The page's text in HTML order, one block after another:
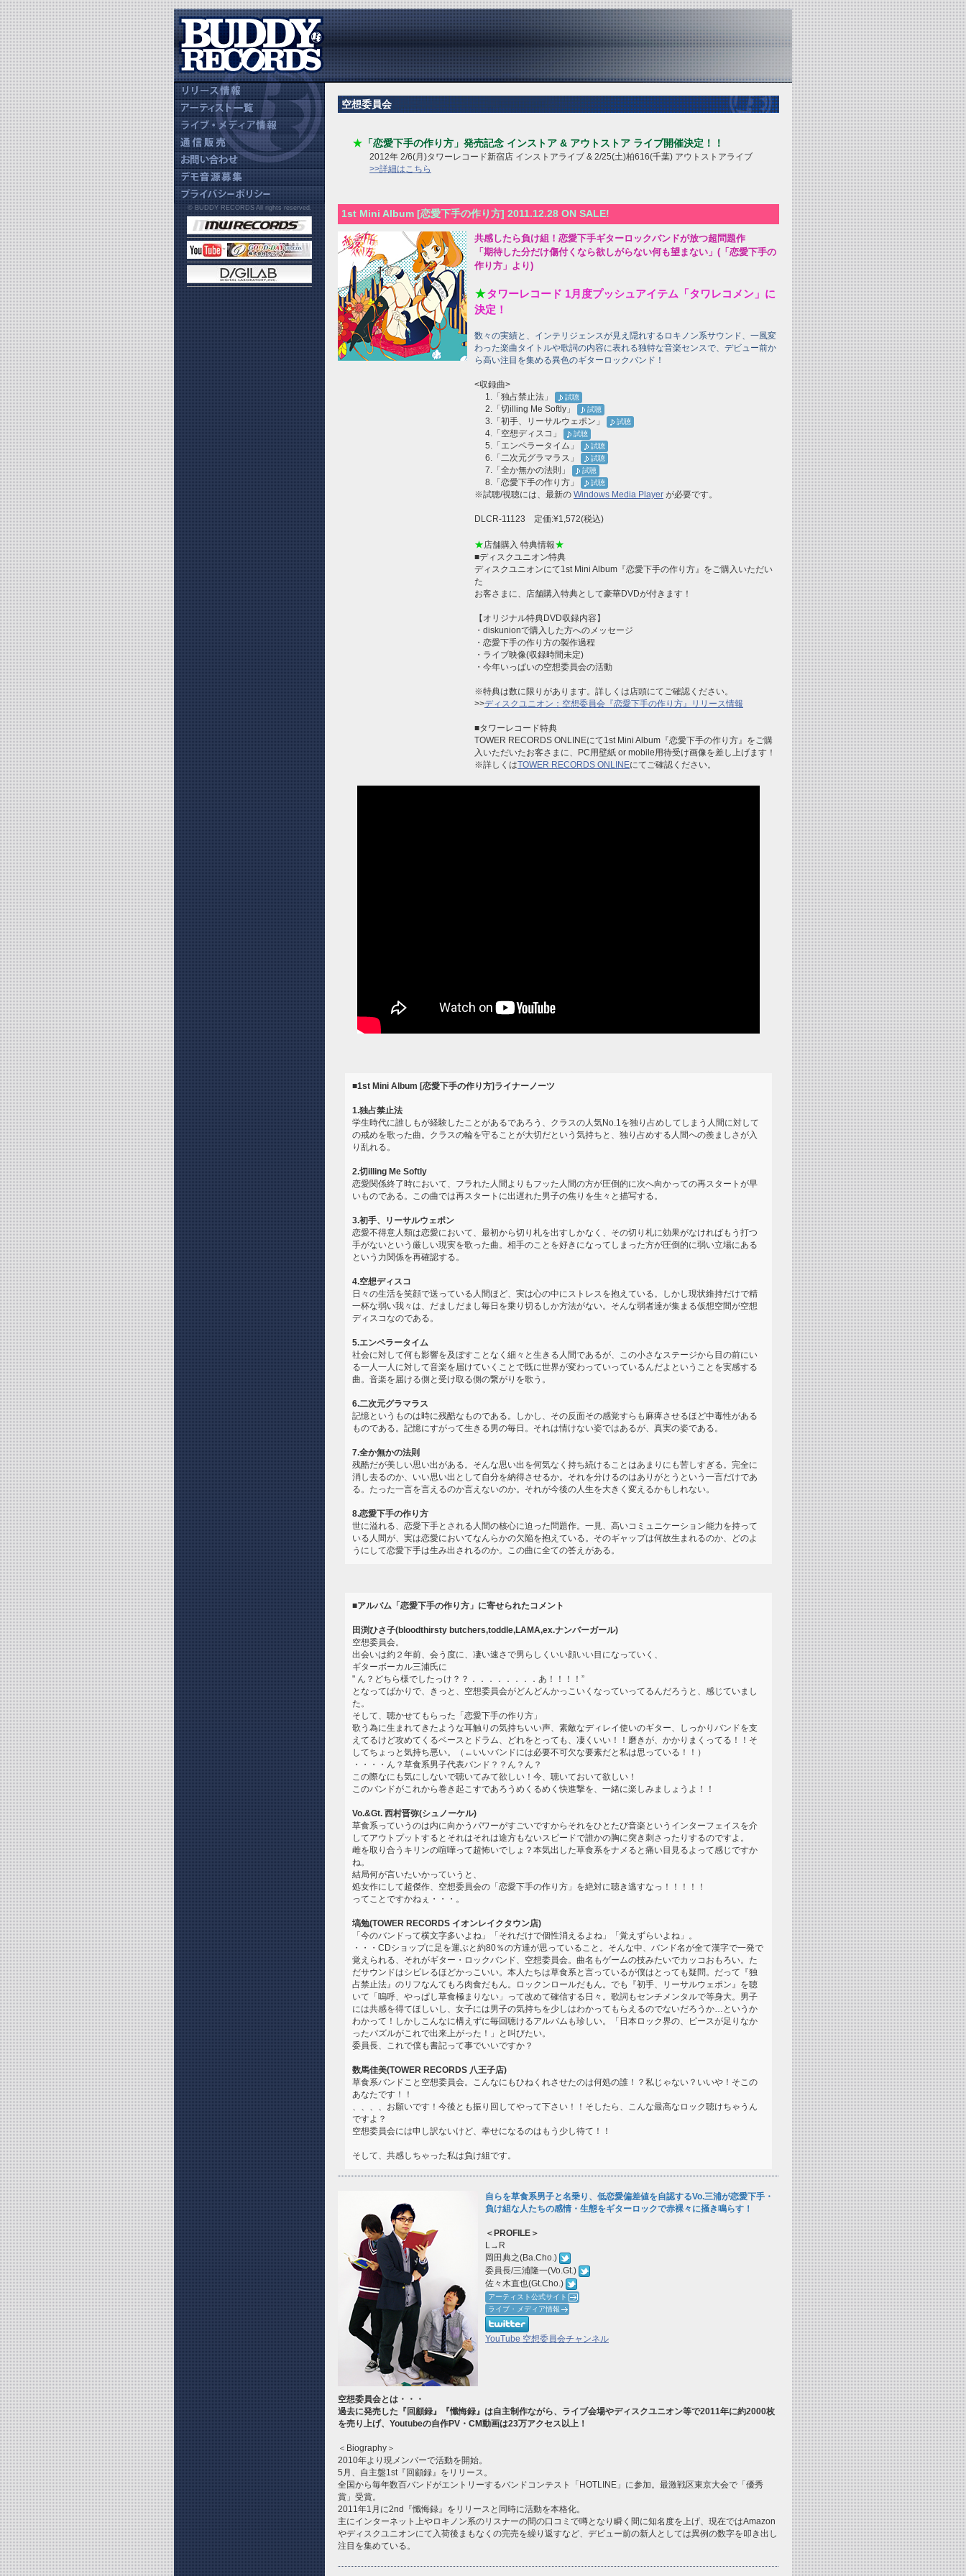
空想委員会
★ 「恋愛下手の作り方」発売記念 インストア & アウトストア ライブ開催決定！！
2012年 2/6(月)タワーレコード新宿店 インストアライブ & 2/25(土)柏616(千葉) アウトストアライブ
>>詳細はこちら
1st Mini Album [恋愛下手の作り方] 2011.12.28 ON SALE!
共感したら負け組！恋愛下手ギターロックバンドが放つ超問題作
「期待した分だけ傷付くなら欲しがらない何も望まない」(「恋愛下手の
作り方」より)
★タワーレコード 1月度プッシュアイテム「タワレコメン」に
決定！
数々の実績と、インテリジェンスが見え隠れするロキノン系サウンド、一風変
わった楽曲タイトルや歌詞の内容に表れる独特な音楽センスで、デビュー前か
ら高い注目を集める異色のギターロックバンド！
<収録曲>
1.「独占禁止法」
試聴
2.「切illing Me Softly」 試聴
3.「初手、リーサルウェポン」 試聴
4.「空想ディスコ」 試聴
5.「エンペラータイム」 試聴
6.「二次元グラマラス」 試聴
7.「全か無かの法則」 試聴
8.「恋愛下手の作り方」 試聴
※試聴/視聴には、最新の Windows Media Player が必要です。
DLCR-11123 定価:¥1,572(税込)
★店舗購入 特典情報★
■ディスクユニオン特典
ディスクユニオンにて1st Mini Album『恋愛下手の作り方』をご購入いただい
た
お客さまに、店舗購入特典として豪華DVDが付きます！
【オリジナル特典DVD収録内容】
・diskunionで購入した方へのメッセージ
・恋愛下手の作り方の製作過程
・ライブ映像(収録時間未定)
・今年いっぱいの空想委員会の活動
※特典は数に限りがあります。詳しくは店頭にてご確認ください。
>>ディスクユニオン：空想委員会『恋愛下手の作り方』リリース情報
■タワーレコード特典
TOWER RECORDS ONLINEにて1st Mini Album『恋愛下手の作り方』をご購
入いただいたお客さまに、PC用壁紙 or mobile用待受け画像を差し上げます！
※詳しくはTOWER RECORDS ONLINEにてご確認ください。
■1st Mini Album [恋愛下手の作り方]ライナーノーツ
1.独占禁止法
学生時代に誰しもが経験したことがあるであろう、クラスの人気No.1を独り占めしてしまう人間に対して
の戒めを歌った曲。クラスの輪を守ることが大切だという気持ちと、独り占めする人間への羨ましさが入
り乱れる。
2.切illing Me Softly
恋愛関係終了時において、フラれた人間よりもフッた人間の方が圧倒的に次へ向かっての再スタートが早
いものである。この曲では再スタートに出遅れた男子の焦りを生々と描写する。
3.初手、リーサルウェポン
恋愛不得意人類は恋愛において、最初から切り札を出すしかなく、その切り札に効果がなければもう打つ
手がないという厳しい現実を歌った曲。相手のことを好きになってしまった方が圧倒的に弱い立場にある
という力関係を再確認する。
4.空想ディスコ
日々の生活を笑顔で送っている人間ほど、実は心の中にストレスを抱えている。しかし現状維持だけで精
一杯な弱い我々は、だましだまし毎日を乗り切るしか方法がない。そんな弱者達が集まる仮想空間が空想
ディスコなのである。
5.エンペラータイム
社会に対して何も影響を及ぼすことなく細々と生きる人間であるが、この小さなステージから目の前にい
る一人一人に対して音楽を届けていくことで既に世界が変わっていっているんだよということを実感する
曲。音楽を届ける側と受け取る側の繋がりを歌う。
6.二次元グラマラス
記憶というものは時に残酷なものである。しかし、その反面その感覚すらも麻痺させるほど中毒性がある
ものである。記憶にすがって生きる男の毎日。それは情けない姿ではあるが、真実の姿である。
7.全か無かの法則
残酷だが美しい思い出がある。そんな思い出を何気なく持ち続けることはあまりにも苦しすぎる。完全に
消し去るのか、いい思い出として自分を納得させるか。それを分けるのはありがとうという一言だけであ
る。たった一言を言えるのか言えないのか。それが今後の人生を大きく変えるかもしれない。
8.恋愛下手の作り方
世に溢れる、恋愛下手とされる人間の核心に迫った問題作。一見、高いコミュニケーション能力を持って
いる人間が、実は恋愛においてなんらかの欠陥を抱えている。そのギャップは何故生まれるのか、どのよ
うにして恋愛下手は生み出されるのか。この曲に全ての答えがある。
■アルバム「恋愛下手の作り方」に寄せられたコメント
田渕ひさ子(bloodthirsty butchers,toddle,LAMA,ex.ナンバーガール)
空想委員会。
出会いは約２年前、会う度に、凄い速さで男らしくいい顔いい目になっていく、
ギターボーカル三浦氏に
" ん？どちら様でしたっけ？？．．．．．．．．あ！！！！”
となってばかりで、きっと、空想委員会がどんどんかっこいくなっていってるんだろうと、感じていまし
た。
そして、聴かせてもらった「恋愛下手の作り方」
歌う為に生まれてきたような耳触りの気持ちいい声、素敵なディレイ使いのギター、しっかりバンドを支
えてるけど攻めてくるベースとドラム、どれをとっても、凄くいい！！磨きが、かかりまくってる！！そ
してちょっと気持ち悪い。（←いいバンドには必要不可欠な要素だと私は思っている！！）
・・・・ん？草食系男子代表バンド？？ん？ん？
この際なにも気にしないで聴いてみて欲しい！今、聴いておいて欲しい！
このバンドがこれから巻き起こすであろうめくるめく快進撃を、一緒に楽しみましょうよ！！
Vo.&Gt. 西村晋弥(シュノーケル)
草食系っていうのは内に向かうパワーがすごいですからそれをひとたび音楽というインターフェイスを介
してアウトプットするとそれはそれは途方もないスピードで誰かの胸に突き刺さったりするのですよ。
雌を取り合うキリンの喧嘩って超怖いでしょ？本気出した草食系をナメると痛い目見るよって感じですか
ね。
結局何が言いたいかっていうと、
処女作にして超傑作、空想委員会の「恋愛下手の作り方」を絶対に聴き逃すなっ！！！！！
ってことですかねぇ・・・。
塙勉(TOWER RECORDS イオンレイクタウン店)
「今のバンドって横文字多いよね」「それだけで個性消えるよね」「覚えずらいよね」。
・・・CDショップに足を運ぶと約80％の方達が思っていること。そんな中、バンド名が全て漢字で一発で
覚えられる、それがギター・ロックバンド、空想委員会。曲名もゲームの技みたいでカッコおもろい。た
だサウンドはシビレるほどかっこいい。本人たちは草食系と言っているが僕はとっても疑問。だって『独
占禁止法』のリフなんてもろ肉食だもん。ロックンロールだもん。でも『初手、リーサルウェポン』を聴
いて「嗚呼、やっぱし草食極まりない」って改めて確信する日々。歌詞もセンチメンタルで等身大。男子
には共感を得てほしいし、女子には男子の気持ちを少しはわかってもらえるのでないだろうか…というか
わかって！しかしこんなに構えずに毎回聴けるアルバムも珍しい。「日本ロック界の、ピースが足りなか
ったパズルがこれで出来上がった！」と叫びたい。
委員長、これで僕も書記って事でいいですか？
数馬佳美(TOWER RECORDS 八王子店)
草食系バンドこと空想委員会。こんなにもひねくれさせたのは何処の誰！？私じゃない？いいや！そこの
あなたです！！
、、、、お願いです！今後とも振り回してやって下さい！！そしたら、こんな最高なロック聴けちゃうん
ですよ？
空想委員会には申し訳ないけど、幸せになるのはもう少し待て！！
そして、共感しちゃった私は負け組です。
自らを草食系男子と名乗り、低恋愛偏差値を自認するVo.三浦が恋愛下手・
負け組な人たちの感情・生態をギターロックで赤裸々に掻き鳴らす！
＜PROFILE＞
L→R
岡田典之(Ba.Cho.)
委員長/三浦隆一(Vo.Gt.)
佐々木直也(Gt.Cho.)
アーティスト公式サイト
ライブ・メディア情報
YouTube 空想委員会チャンネル
空想委員会とは・・・
過去に発売した『回顧録』『懺悔録』は自主制作ながら、ライブ会場やディスクユニオン等で2011年に約2000枚
を売り上げ、Youtubeの自作PV・CM動画は23万アクセス以上！
＜Biography＞
2010年より現メンバーで活動を開始。
5月、自主盤1st『回顧録』をリリース。
全国から毎年数百バンドがエントリーするバンドコンテスト「HOTLINE」に参加。最激戦区東京大会で「優秀
賞」受賞。
2011年1月に2nd『懺悔録』をリリースと同時に活動を本格化。
主にインターネット上やロキノン系のリスナーの間の口コミで噂となり瞬く間に知名度を上げ、現在ではAmazon
やディスクユニオンにて入荷後まもなくの完売を繰り返すなど、デビュー前の新人としては異例の数字を叩き出し
注目を集めている。
© BUDDY RECORDS All rights reserved.